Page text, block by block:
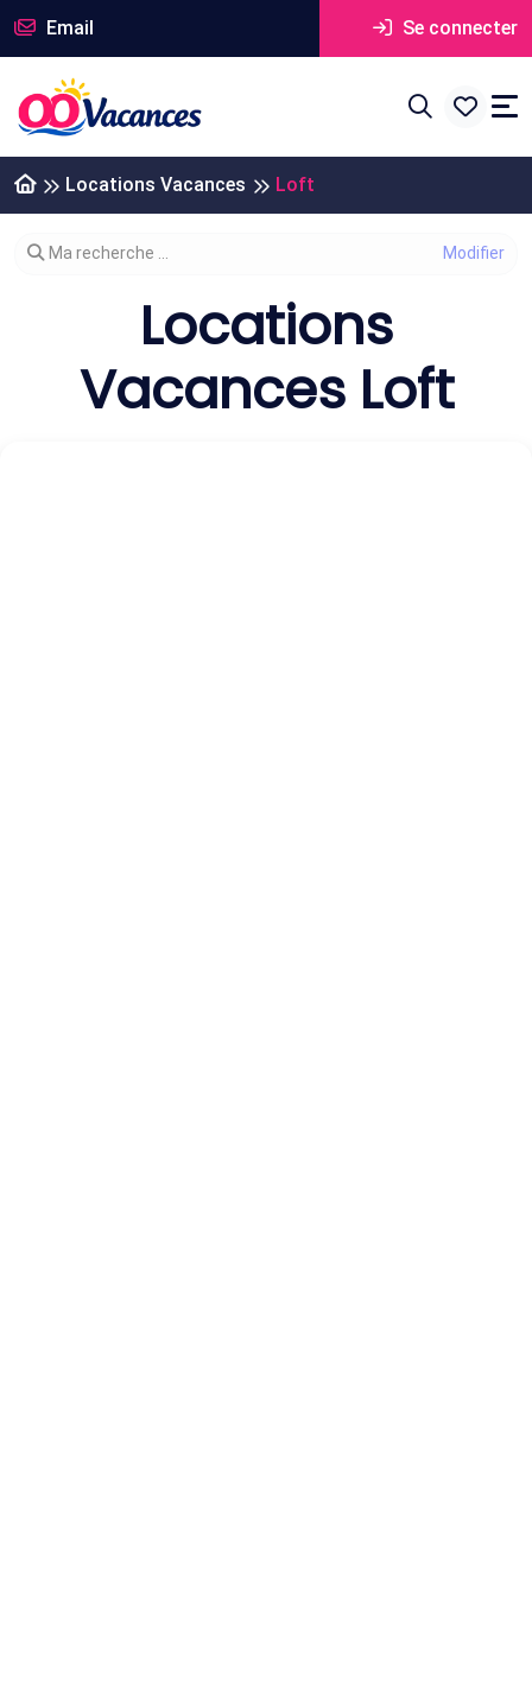
Email Se connecter
Locations Vacances Loft
Modifier votre recherche
Ma recherche ...
Locations
Vacances Loft